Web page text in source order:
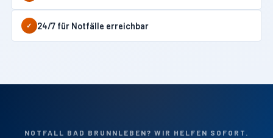
✓ 24/7 für Notfälle erreichbar
NOTFALL BAD BRUNNLEBEN? WIR HELFEN SOFORT.